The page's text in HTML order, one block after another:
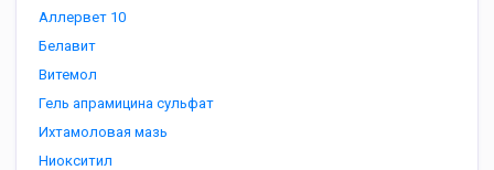
Аллервет 10
Белавит
Витемол
Гель апрамицина сульфат
Ихтамоловая мазь
Ниокситил